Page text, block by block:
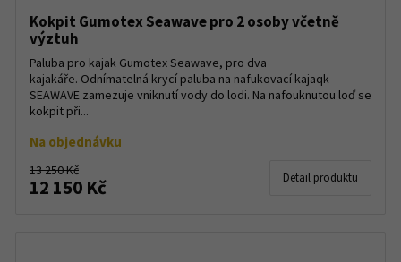
Kokpit Gumotex Seawave pro 2 osoby včetně
výztuh
Paluba pro kajak Gumotex Seawave, pro dva
kajakáře. Odnímatelná krycí paluba na nafukovací kajaqk
SEAWAVE zamezuje vniknutí vody do lodi. Na nafouknutou loď se
kokpit při...
Na objednávku
13 250 Kč
12 150 Kč Detail produktu